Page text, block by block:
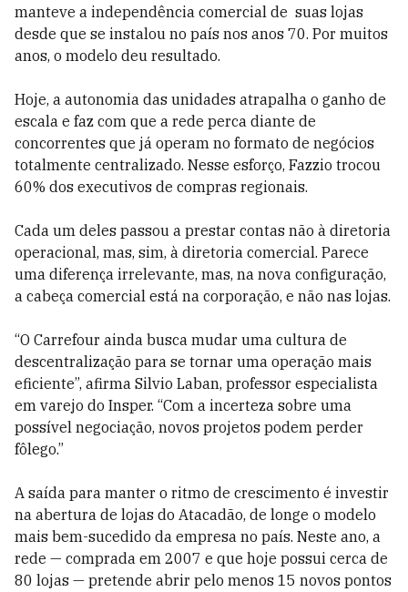
manteve a independência comercial de suas lojas
desde que se instalou no país nos anos 70. Por muitos
anos, o modelo deu resultado.
Hoje, a autonomia das unidades atrapalha o ganho de
escala e faz com que a rede perca diante de
concorrentes que já operam no formato de negócios
totalmente centralizado. Nesse esforço, Fazzio trocou
60% dos executivos de compras regionais.
Cada um deles passou a prestar contas não à diretoria
operacional, mas, sim, à diretoria comercial. Parece
uma diferença irrelevante, mas, na nova configuração,
a cabeça comercial está na corporação, e não nas lojas.
“O Carrefour ainda busca mudar uma cultura de
descentralização para se tornar uma operação mais
eficiente”, afirma Silvio Laban, professor especialista
em varejo do Insper. “Com a incerteza sobre uma
possível negociação, novos projetos podem perder
fôlego.”
A saída para manter o ritmo de crescimento é investir
na abertura de lojas do Atacadão, de longe o modelo
mais bem-sucedido da empresa no país. Neste ano, a
rede — comprada em 2007 e que hoje possui cerca de
80 lojas — pretende abrir pelo menos 15 novos pontos